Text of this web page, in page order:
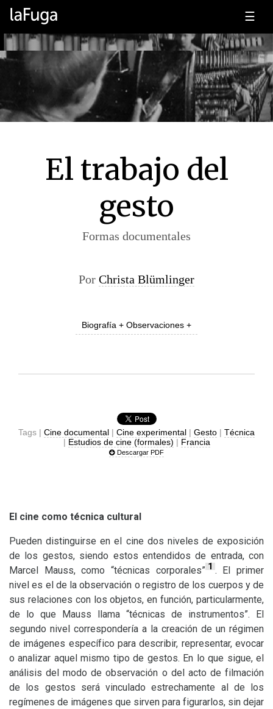
☰
El trabajo del
gesto
Formas documentales
Por Christa Blümlinger
Biografía + Observaciones +
Tags | Cine documental | Cine experimental | Gesto | Técnica
| Estudios de cine (formales) | Francia
Descargar PDF
El cine como técnica cultural
Pueden distinguirse en el cine dos niveles de exposición
de los gestos, siendo estos entendidos de entrada, con
Marcel Mauss, como “técnicas corporales” 1 . El primer
nivel es el de la observación o registro de los cuerpos y de
sus relaciones con los objetos, en función, particularmente,
de lo que Mauss llama “técnicas de instrumentos”. El
segundo nivel correspondería a la creación de un régimen
de imágenes específico para describir, representar, evocar
o analizar aquel mismo tipo de gestos. En lo que sigue, el
análisis del modo de observación o del acto de filmación
de los gestos será vinculado estrechamente al de los
regímenes de imágenes que sirven para figurarlos, sin dejar